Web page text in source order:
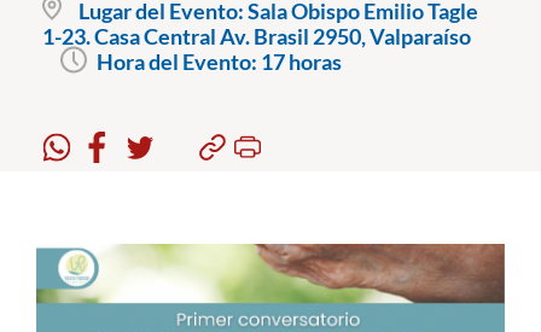
Pregrado
Postgrado
Formación Continua
Académicos
Funcionarios
Lugar del Evento:Sala Obispo Emilio Tagle
1-23. Casa Central Av. Brasil 2950, Valparaíso
Hora del Evento: 17 horas